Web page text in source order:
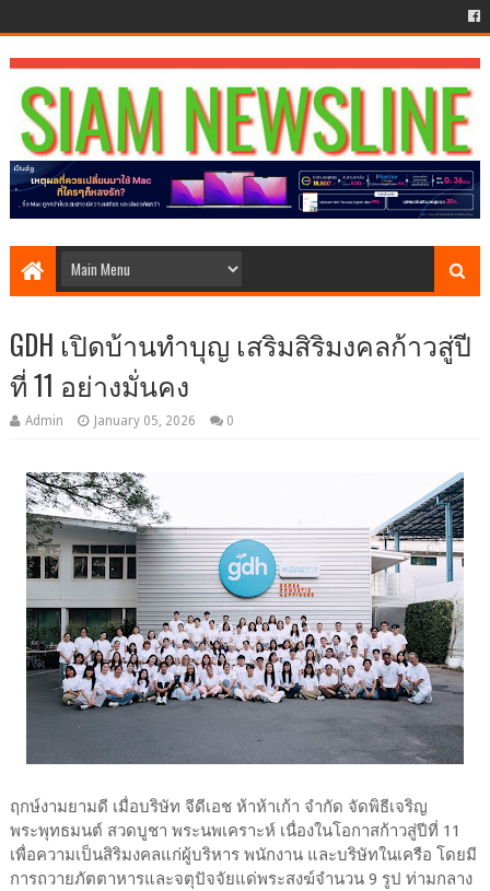
GDH เปิดบ้านทำบุญ เสริมสิริมงคลก้าวสู่ปี
ที่ 11 อย่างมั่นคง
Admin January 05, 2026 0
ฤกษ์งามยามดี เมื่อบริษัท จีดีเอช ห้าห้าเก้า จำกัด จัดพิธีเจริญ
พระพุทธมนต์ สวดบูชา พระนพเคราะห์ เนื่องในโอกาสก้าวสู่ปีที่ 11
เพื่อความเป็นสิริมงคลแก่ผู้บริหาร พนักงาน และบริษัทในเครือ โดยมี
การถวายภัตตาหารและจตุปัจจัยแด่พระสงฆ์จำนวน 9 รูป ท่ามกลาง